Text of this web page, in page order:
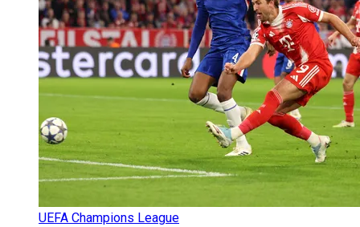
UEFA Champions League